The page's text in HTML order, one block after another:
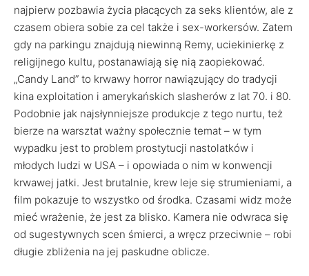
najpierw pozbawia życia płacących za seks klientów, ale z
czasem obiera sobie za cel także i sex-workersów. Zatem
gdy na parkingu znajdują niewinną Remy, uciekinierkę z
religijnego kultu, postanawiają się nią zaopiekować.
„Candy Land” to krwawy horror nawiązujący do tradycji
kina exploitation i amerykańskich slasherów z lat 70. i 80.
Podobnie jak najsłynniejsze produkcje z tego nurtu, też
bierze na warsztat ważny społecznie temat – w tym
wypadku jest to problem prostytucji nastolatków i
młodych ludzi w USA – i opowiada o nim w konwencji
krwawej jatki. Jest brutalnie, krew leje się strumieniami, a
film pokazuje to wszystko od środka. Czasami widz może
mieć wrażenie, że jest za blisko. Kamera nie odwraca się
od sugestywnych scen śmierci, a wręcz przeciwnie – robi
długie zbliżenia na jej paskudne oblicze.